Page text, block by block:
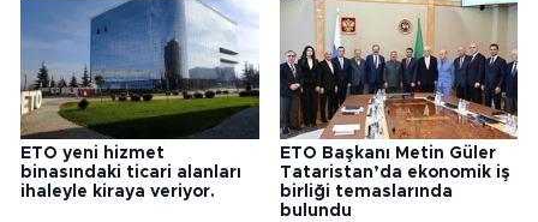
ETO yeni hizmet
binasındaki ticari alanları
ihaleyle kiraya veriyor.
ETO Başkanı Metin Güler
Tataristan’da ekonomik iş
birliği temaslarında
bulundu